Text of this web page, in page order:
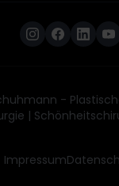
-
|
Impressum